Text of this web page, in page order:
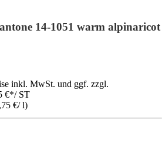
14-1051 warm alpinaricot
inkl. MwSt. und ggf. zzgl.
€*/ ST
€/ l)